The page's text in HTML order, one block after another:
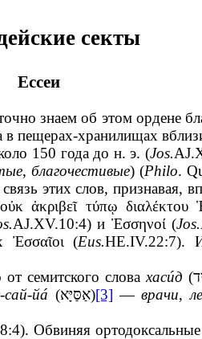
секты
Ессеи
знаем об этом ордене
пещерах-хранилищах
150 года до н. э. (Jos.
, благочестивые) (Philo.
этих слов, признавая,
ἀκριβεῖ τύπῳ διαλέκτου
AJ.XV.10:4) и Ἐσσηνοί (Jos.
Ἐσσαῖοι (Eus.HE.IV.22:7).
от семитского словахасúд (
сай-йá (אַסַּיָּא)[3] —врачи,
Обвиняя